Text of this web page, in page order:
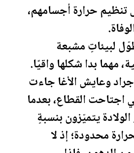
حرارة أجسامهم،
لبيئاتٍ مشبعة
مهما بدا شكلها واقيًا.
وعايش الأغا جاءت
القطاع، بعدما
يتميّزون بنسبةٍ
محدودة؛ إذ لا